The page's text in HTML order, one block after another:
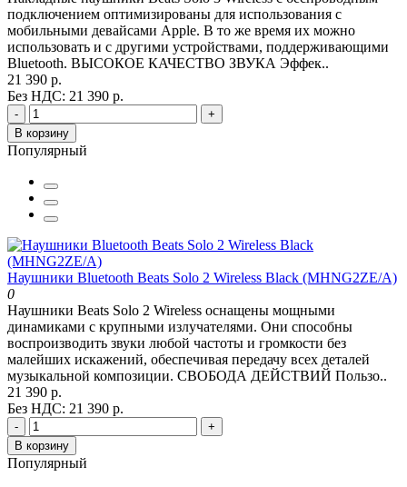
подключением оптимизированы для использования с
мобильными девайсами Apple. В то же время их можно
использовать и с другими устройствами, поддерживающими
Bluetooth. ВЫСОКОЕ КАЧЕСТВО ЗВУКА Эффек..
21 390 р.
Без НДС: 21 390 р.
-
+
В корзину
Популярный
Наушники Bluetooth Beats Solo 2 Wireless Black (MHNG2ZE/A)
0
Наушники Beats Solo 2 Wireless оснащены мощными
динамиками с крупными излучателями. Они способны
воспроизводить звуки любой частоты и громкости без
малейших искажений, обеспечивая передачу всех деталей
музыкальной композиции. СВОБОДА ДЕЙСТВИЙ Пользо..
21 390 р.
Без НДС: 21 390 р.
-
+
В корзину
Популярный